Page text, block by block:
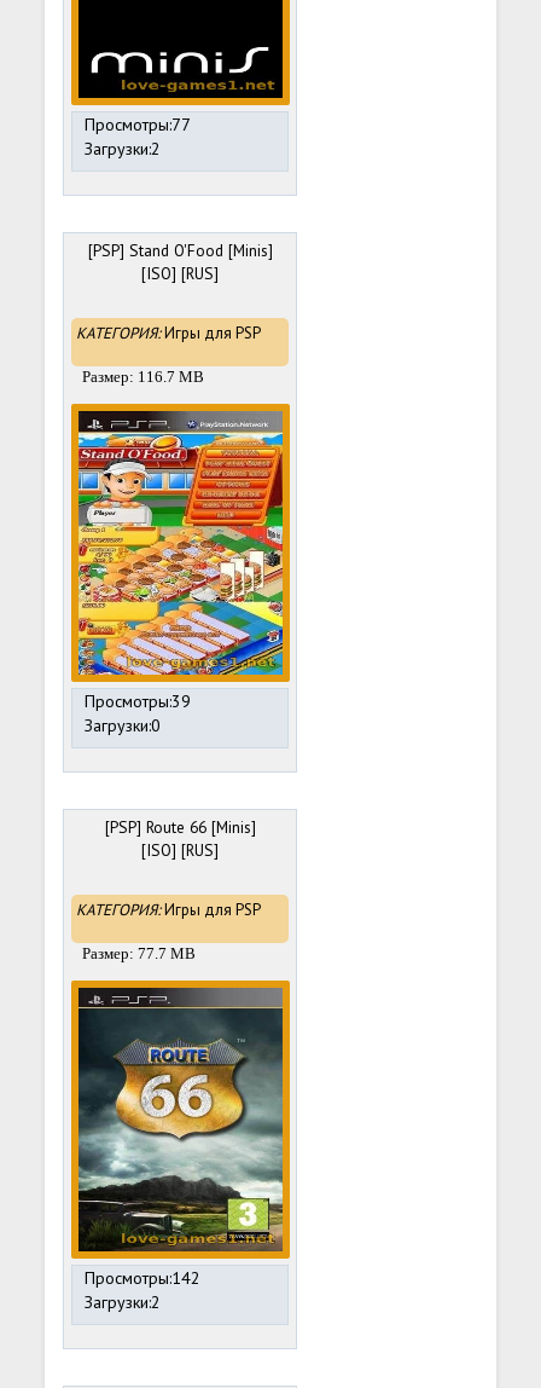
Просмотры:77
Загрузки:2
[PSP] Stand O'Food [Minis]
[ISO] [RUS]
КАТЕГОРИЯ:Игры для PSP
Размер: 116.7 MB
Просмотры:39
Загрузки:0
[PSP] Route 66 [Minis]
[ISO] [RUS]
КАТЕГОРИЯ:Игры для PSP
Размер: 77.7 MB
Просмотры:142
Загрузки:2